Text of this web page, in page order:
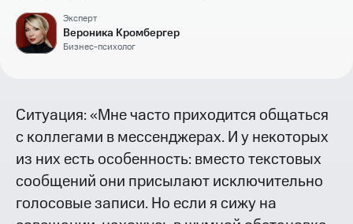
Эксперт
Вероника Кромбергер
Бизнес-психолог
Ситуация: «Мне часто приходится общаться
с коллегами в мессенджерах. И у некоторых
из них есть особенность: вместо текстовых
сообщений они присылают исключительно
голосовые записи. Но если я сижу на